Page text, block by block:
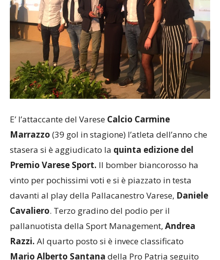
E’ l’attaccante del Varese Calcio Carmine
Marrazzo (39 gol in stagione) l’atleta dell’anno che
stasera si è aggiudicato la quinta edizione del
Premio Varese Sport. Il bomber biancorosso ha
vinto per pochissimi voti e si è piazzato in testa
davanti al play della Pallacanestro Varese, Daniele
Cavaliero. Terzo gradino del podio per il
pallanuotista della Sport Management, Andrea
Razzi. Al quarto posto si è invece classificato
Mario Alberto Santana della Pro Patria seguito